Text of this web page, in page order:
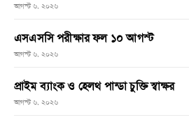
আগস্ট ৬, ২০২৬
এসএসসি পরীক্ষার ফল ১০ আগস্ট
আগস্ট ৬, ২০২৬
প্রাইম ব্যাংক ও হেলথ পান্ডা চুক্তি স্বাক্ষর
আগস্ট ৬, ২০২৬